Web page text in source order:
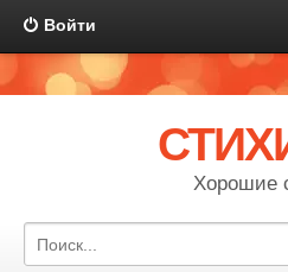
Войти
Хорошие